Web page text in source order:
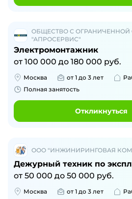
ОБЩЕСТВО С ОГРАНИЧЕННОЙ
"АПРОСЕРВИС"
Электромонтажник
от 100 000 до 180 000 руб.
Москва от 1 до 3 лет
Полная занятость
Откликнуться
ООО "ИНЖИНИРИНГОВАЯ
Дежурный техник по
от 50 000 до 50 000 руб.
Москва от 1 до 3 лет